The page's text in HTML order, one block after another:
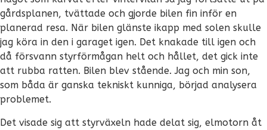
gårdsplanen, tvättade och gjorde bilen fin inför en
planerad resa. När bilen glänste ikapp med solen skulle
jag köra in den i garaget igen. Det knakade till igen och
då försvann styrförmågan helt och hållet, det gick inte
att rubba ratten. Bilen blev stående. Jag och min son,
som båda är ganska tekniskt kunniga, börjad analysera
problemet.
Det visade sig att styrväxeln hade delat sig, elmotorn åt